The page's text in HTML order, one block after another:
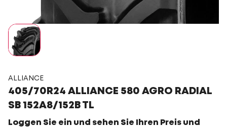
ALLIANCE
405/70R24 ALLIANCE 580 AGRO RADIAL
SB 152A8/152B TL
Loggen Sie ein und sehen Sie Ihren Preis und